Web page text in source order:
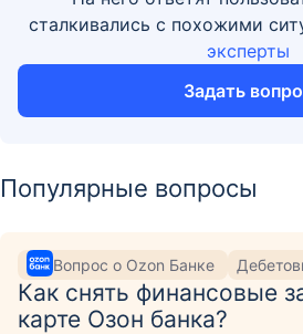
сталкивались с похожими
эксперты
Задать
Популярные вопросы
Вопрос о Ozon Банке
Как снять финансовые
карте Озон банка?